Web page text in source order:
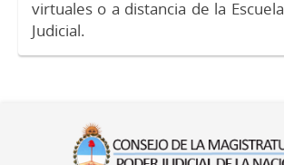
virtuales o a distancia de la Escuela
Judicial.